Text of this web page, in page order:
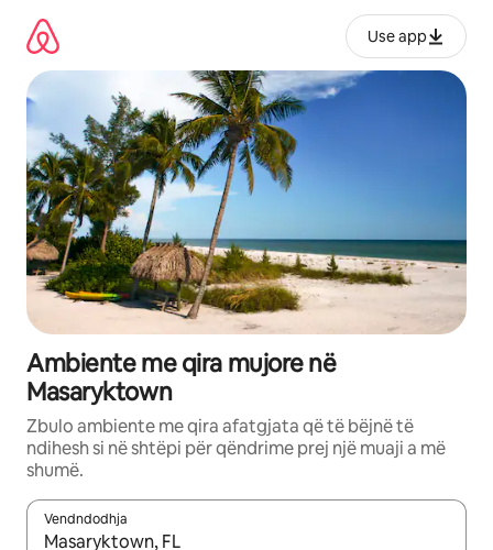
përmbajtja
Use app
Ambiente me qira mujore në
Masaryktown
Zbulo ambiente me qira afatgjata që të bëjnë të
ndihesh si në shtëpi për qëndrime prej një muaji a më
shumë.
Vendndodhja
Kur rezultatet të jenë të disponueshme, lëviz me butonat e